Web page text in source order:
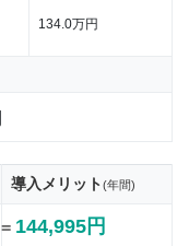
134.0万円
導入メリット(年間)
= 144,995円